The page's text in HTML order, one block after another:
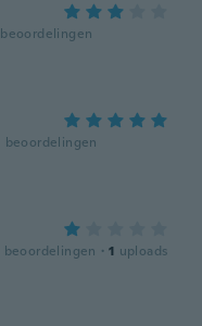
beoordelingen
beoordelingen
beoordelingen · 1 uploads